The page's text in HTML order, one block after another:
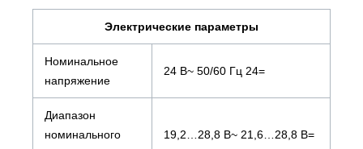
Электрические параметры
Номинальное
напряжение
24 В~ 50/60 Гц 24=
Диапазон
номинального
19,2…28,8 В~ 21,6…28,8 В=